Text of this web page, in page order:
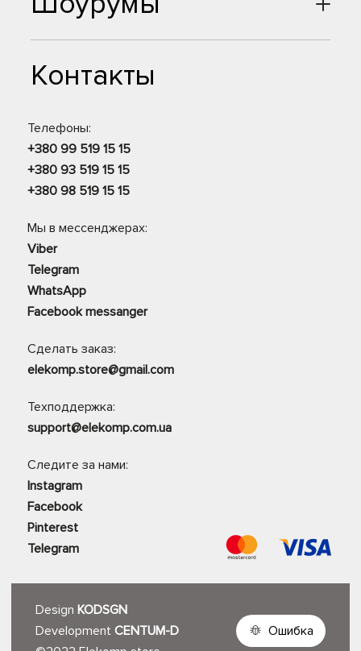
Контакты
Телефоны:
+380 99 519 15 15
+380 93 519 15 15
+380 98 519 15 15
Мы в мессенджерах:
Viber
Telegram
WhatsApp
Facebook messanger
Сделать заказ:
elekomp.store@gmail.com
Техподдержка:
support@elekomp.com.ua
Следите за нами:
Instagram
Facebook
Pinterest
Telegram
Design KODSGN
Development CENTUM-D
Ошибка